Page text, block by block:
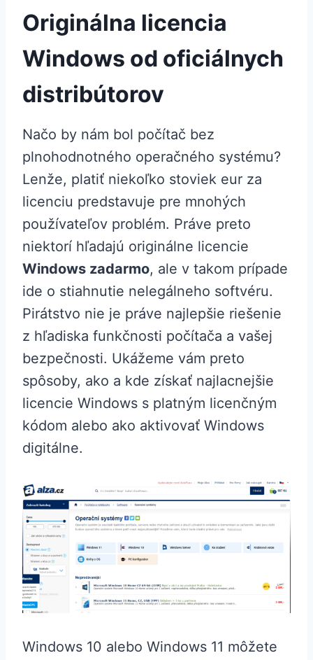
Originálna licencia
Windows od oficiálnych
distribútorov
Načo by nám bol počítač bez
plnohodnotného operačného systému?
Lenže, platiť niekoľko stoviek eur za
licenciu predstavuje pre mnohých
používateľov problém. Práve preto
niektorí hľadajú originálne licencie
Windows zadarmo, ale v takom prípade
ide o stiahnutie nelegálneho softvéru.
Pirátstvo nie je práve najlepšie riešenie
z hľadiska funkčnosti počítača a vašej
bezpečnosti. Ukážeme vám preto
spôsoby, ako a kde získať najlacnejšie
licencie Windows s platným licenčným
kódom alebo ako aktivovať Windows
digitálne.
Windows 10 alebo Windows 11 môžete